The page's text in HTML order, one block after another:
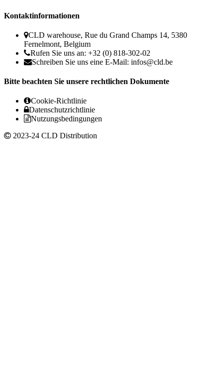
Kontaktinformationen
CLD warehouse, Rue du Grand Champs 14, 5380
Fernelmont, Belgium
Rufen Sie uns an: +32 (0) 818-302-02
Schreiben Sie uns eine E-Mail: infos@cld.be
Bitte beachten Sie unsere rechtlichen Dokumente
Cookie-Richtlinie
Datenschutzrichtlinie
Nutzungsbedingungen
2023-24 CLD Distribution